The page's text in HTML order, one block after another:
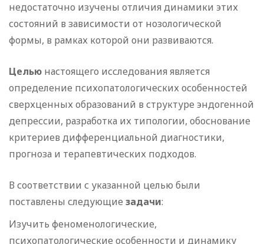
недостаточно изучены отличия динамики этих
состояний в зависимости от нозологической
формы, в рамках которой они развиваются.
Целью настоящего исследования является
определение психопатологических особенностей
сверхценных образований в структуре эндогенной
депрессии, разработка их типологии, обоснование
критериев дифференциальной диагностики,
прогноза и терапевтических подходов.
В соответствии с указанной целью были
поставлены следующие задачи:
Изучить феноменологические,
психопатологические особенности и динамику